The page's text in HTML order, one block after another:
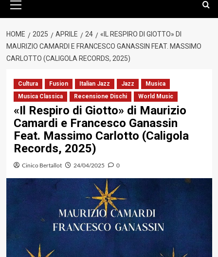
principale
HOME 2025 APRILE 24
«IL RESPIRO DI GIOTTO» DI
MAURIZIO CAMARDI E FRANCESCO GANASSIN FEAT. MASSIMO
CARLOTTO (CALIGOLA RECORDS, 2025)
Cultura Fusion Italian Jazz Jazz
Musica
Musica Classica
Recensione Dischi World Music
«Il Respiro di Giotto» di Maurizio
Camardi e Francesco Ganassin
Feat. Massimo Carlotto (Caligola
Records, 2025)
Cinico Bertallot 24/04/2025 0